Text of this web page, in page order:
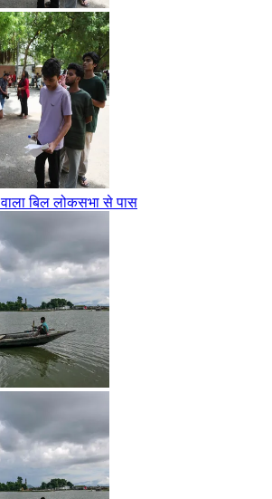
बिल लोकसभा से पास